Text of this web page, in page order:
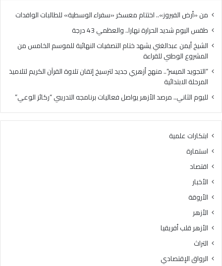
من «أرض الفيروز».. اختتام معسكر «سفراء الوسطية» للطالبات الوافدات
طقس اليوم شديد الحرارة نهارا.. والعظمي 43 درجة
الشيخ أيمن عبدالغني يشهد ختام التصفيات النهائية للموسم الخامس من
المشروع الوطني للقراءة
“التجويد الميسر”.. منهج أزهري جديد لترسيخ إتقان تلاوة القرآن الكريم لتلاميذ
المرحلة الابتدائية
لليوم الثاني.. مرصد الأزهر يواصل فعاليات برنامجه التدريبي “ركائز الوعي”
ابتكارات علمية
استمارة
اقتصاد
الأخبار
الأروقة
الأزهر
الأزهر قلب أفريقيا
التراث
الرواق الإقتصادي